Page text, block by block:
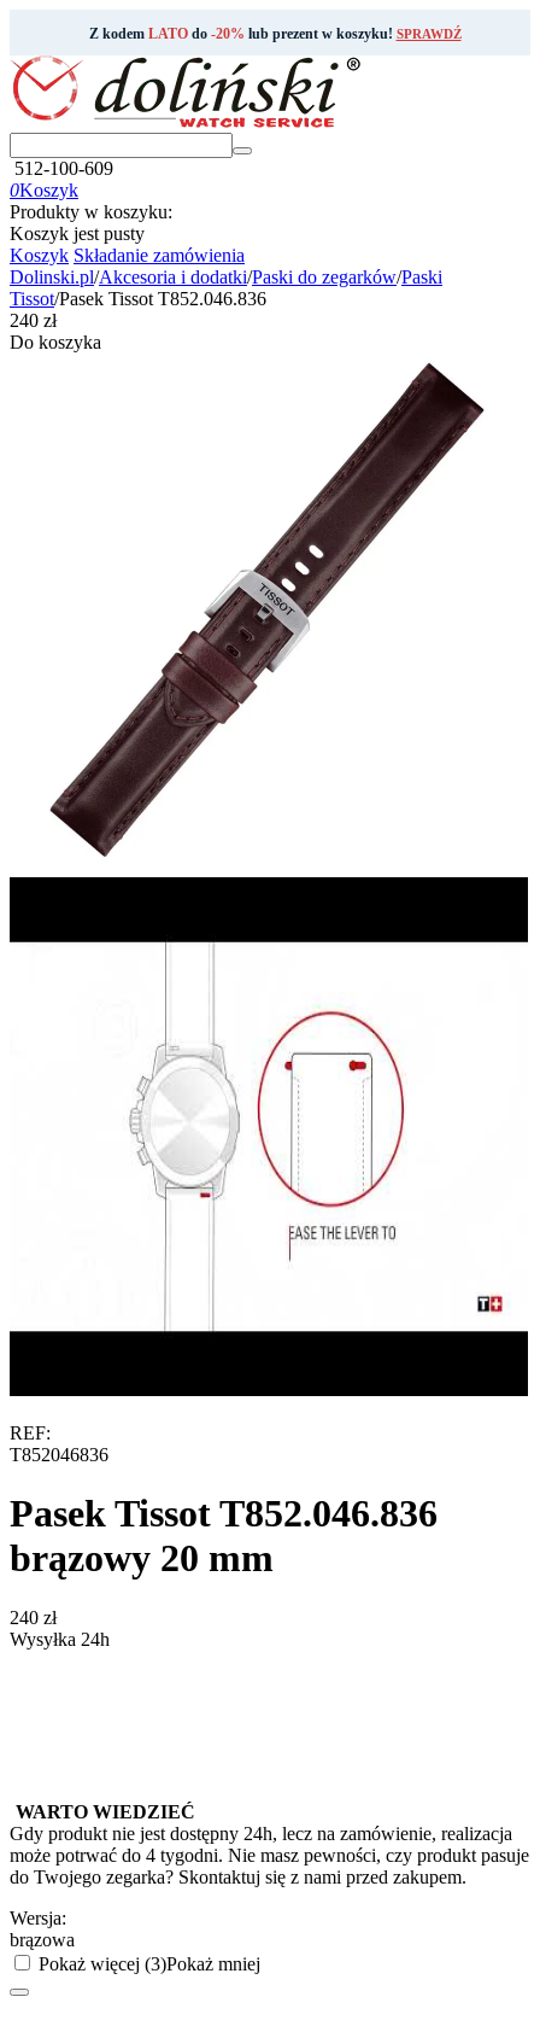
Z kodem LATOdo -20% lub prezent w koszyku! SPRAWDŹ
512-100-609
0Koszyk
Produkty w koszyku:
Koszyk jest pusty
Koszyk Składanie zamówienia
Dolinski.pl/Akcesoria i dodatki/Paski do zegarków/Paski
Tissot/Pasek Tissot T852.046.836
‍240‍ zł
Do koszyka
REF:
T852046836
Pasek Tissot T852.046.836
brązowy 20 mm
‍240‍ zł
Wysyłka 24h
WARTO WIEDZIEĆ
Gdy produkt nie jest dostępny 24h, lecz na zamówienie, realizacja
może potrwać do 4 tygodni. Nie masz pewności, czy produkt pasuje
do Twojego zegarka? Skontaktuj się z nami przed zakupem.
Wersja:
brązowa
Pokaż więcej (3)Pokaż mniej